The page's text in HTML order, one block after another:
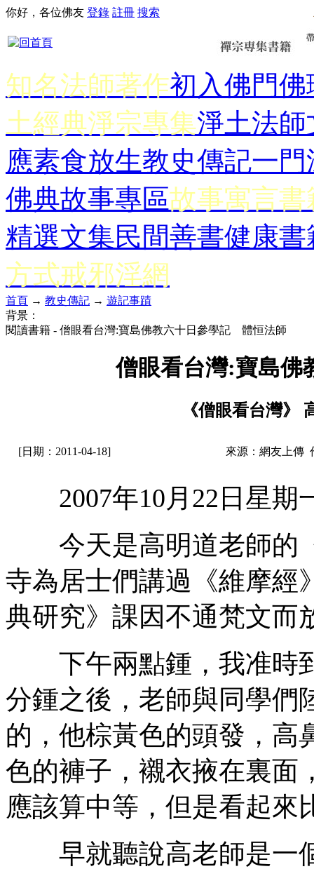
你好，各位佛友 登錄 註冊 搜索
知名法師著作初入佛門佛
土經典淨宗專集淨土法師
應素食放生教史傳記一門
佛典故事專區故事寓言書
精選文集民間善書健康書
方式戒邪淫網
首頁 → 教史傳記 → 遊記事蹟
背景：
閱讀書籍 - 僧眼看台灣:寶島佛教六十日參學記 體恒法師
僧眼看台灣:寶島
《僧眼看台灣》
[日期：2011-04-18] 來源：網友上傳
2007年10月22日星期
今天是高明道老師的
寺為居士們講過《維摩經
典研究》課因不通梵文而
下午兩點鍾，我准時
分鍾之後，老師與同學們
的，他棕黃色的頭發，高
色的褲子，襯衣掖在裏面
應該算中等，但是看起來
早就聽說高老師是一